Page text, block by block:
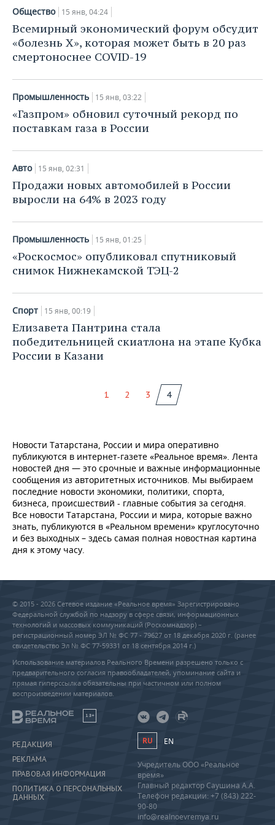
ХОККЕЙ С МЯЧОМ
ПРОИСШЕСТВИЯ
Общество 15 янв, 04:24
Всемирный экономический форум обсудит
«болезнь Х», которая может быть в 20 раз
смертоноснее COVID-19
Промышленность 15 янв, 03:22
«Газпром» обновил суточный рекорд по
поставкам газа в России
Авто 15 янв, 02:31
Продажи новых автомобилей в России
выросли на 64% в 2023 году
Промышленность 15 янв, 01:25
«Роскосмос» опубликовал спутниковый
снимок Нижнекамской ТЭЦ-2
Спорт 15 янв, 00:19
Елизавета Пантрина стала
победительницей скиатлона на этапе Кубка
России в Казани
1 2 3 4
Новости Татарстана, России и мира оперативно
публикуются в интернет-газете «Реальное время». Лента
новостей дня — это срочные и важные информационные
сообщения из авторитетных источников. Мы выбираем
последние новости экономики, политики, спорта,
бизнеса, происшествий - главные события за сегодня.
Все новости Татарстана, России и мира, которые важно
знать, публикуются в «Реальном времени» круглосуточно
и без выходных – здесь самая полная новостная картина
дня к этому часу.
© 2015 - 2026 Сетевое издание «Реальное время» Зарегистрировано
Федеральной службой по надзору в сфере связи, информационных
технологий и массовых коммуникаций (Роскомнадзор) –
регистрационный номер ЭЛ № ФС 77 - 79627 от 18 декабря 2020 г. (ранее
свидетельство Эл № ФС 77-59331 от 18 сентября 2014 г.)
Использование материалов Реального Времени разрешено только с
предварительного согласия правообладателей, упоминание сайта и
прямая гиперссылка обязательны при частичном или полном
воспроизведении материалов.
18+
РЕДАКЦИЯ
РЕКЛАМА
ПРАВОВАЯ ИНФОРМАЦИЯ
ПОЛИТИКА О ПЕРСОНАЛЬНЫХ
ДАННЫХ
RU EN
Учредитель ООО «Реальное
время»
Главный редактор Саушина А.А.
Телефон редакции: +7 (843) 222-
90-80
info@realnoevremya.ru